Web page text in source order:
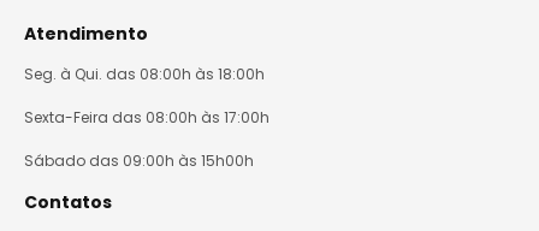
Atendimento
Seg. à Qui. das 08:00h às 18:00h
Sexta-Feira das 08:00h às 17:00h
Sábado das 09:00h às 15h00h
Contatos